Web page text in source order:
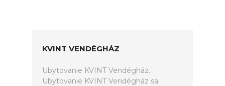
KVINT VENDÉGHÁZ
Ubytovanie KVINT Vendégház.
Ubytovanie KVINT Vendégház sa